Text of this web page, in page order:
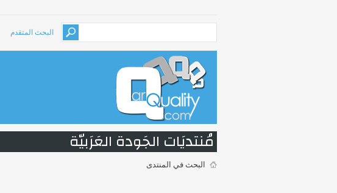
البحث المتقدم
مُنتديَات الجَودة العَرَبيّة
البحث في المنتدى